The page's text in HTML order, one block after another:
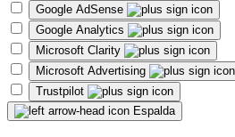
Google AdSense
Google Analytics
Microsoft Clarity
Microsoft Advertising
Trustpilot
Espalda